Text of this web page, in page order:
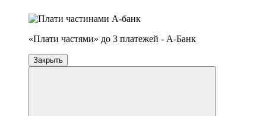
«Плати частями» до 3 платежей - А-Банк
Закрыть